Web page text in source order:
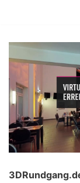
Inhalt
springen